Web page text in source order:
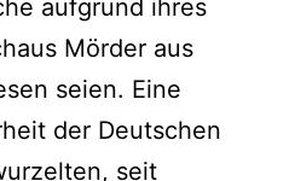
aufgrund ihres
Mörder aus
seien. Eine
der Deutschen
seit